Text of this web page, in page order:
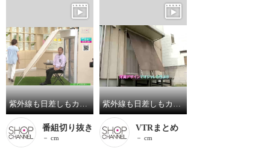
紫外線も日差しもカット 軽量＆簡単設置で 夏を快適に過ごすアイテム 洋風たてす
番組切り抜き
－ cm
紫外線も日差しもカット 軽量＆簡単設置で 夏を快適に過ごすアイテム 洋風たてす
VTRまとめ
－ cm